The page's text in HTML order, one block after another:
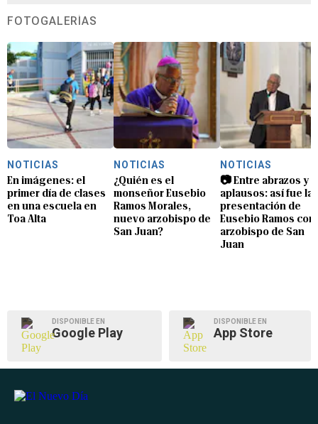
FOTOGALERÍAS
NOTICIAS
En imágenes: el
primer día de clases
en una escuela en
Toa Alta
NOTICIAS
¿Quién es el
monseñor Eusebio
Ramos Morales,
nuevo arzobispo de
San Juan?
NOTICIAS
📷 Entre abrazos y
aplausos: así fue la
presentación de
Eusebio Ramos
arzobispo de San
Juan
DISPONIBLE EN
Google Play
DISPONIBLE EN
App Store